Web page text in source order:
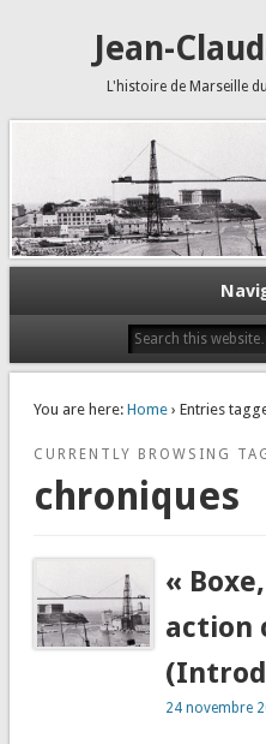
Jean-
L'histoire de Marseille
You are here: Home› Entries
CURRENTLY BROWSING
chroniques
«
action
24 novembre